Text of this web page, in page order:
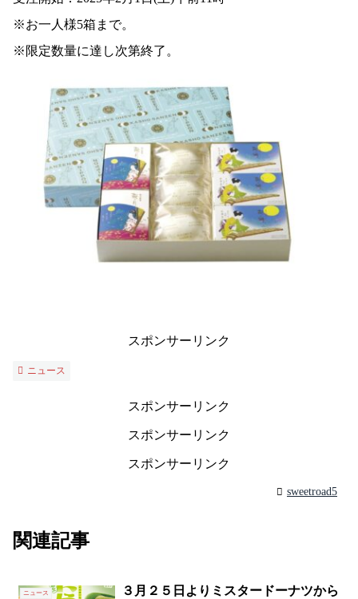
※お一人様5箱まで。
※限定数量に達し次第終了。
スポンサーリンク
ニュース
スポンサーリンク
スポンサーリンク
スポンサーリンク
sweetroad5
関連記事
ニュース
３月２５日よりミスタードーナツから